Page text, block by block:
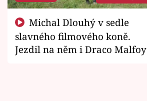
slavného filmového koně.
Jezdil na něm i Draco Malfoy